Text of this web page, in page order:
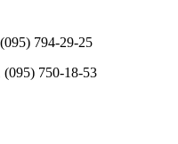
(095) 794-29-25
(095) 750-18-53